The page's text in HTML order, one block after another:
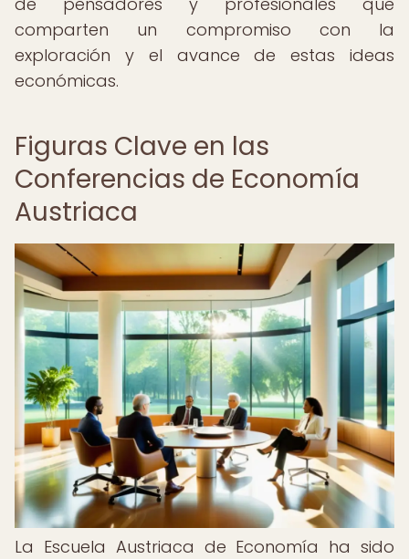
comparten un compromiso con la
exploración y el avance de estas ideas
económicas.
Figuras Clave en las
Conferencias de Economía
Austriaca
La Escuela Austriaca de Economía ha sido